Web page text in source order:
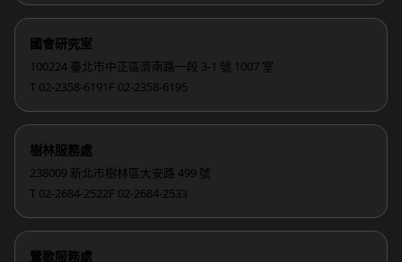
國會研究室
100224 臺北市中正區濟南路一段 3-1 號 1007 室
T 02-2358-6191 F 02-2358-6195
樹林服務處
238009 新北市樹林區大安路 499 號
T 02-2684-2522F 02-2684-2533
鶯歌服務處